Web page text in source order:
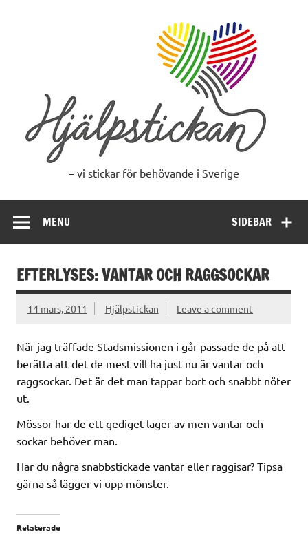
– vi stickar för behövande i Sverige
SIDEBAR
MENU
EFTERLYSES: VANTAR OCH RAGGSOCKAR
14 mars, 2011 Hjälpstickan Leave a comment
När jag träffade Stadsmissionen i går passade de på att
berätta att det de mest vill ha just nu är vantar och
raggsockar. Det är det man tappar bort och snabbt nöter
ut.
Mössor har de ett gediget lager av men vantar och
sockar behöver man.
Har du några snabbstickade vantar eller raggisar? Tipsa
gärna så lägger vi upp mönster.
Relaterade